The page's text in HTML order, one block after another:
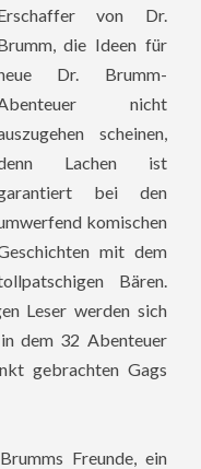
von Dr.
die Ideen für
Dr. Brumm-
nicht
scheinen,
Lachen ist
bei den
komischen
mit dem
Bären.
Leser werden sich
dem 32 Abenteuer
gebrachten Gags
Freunde, ein